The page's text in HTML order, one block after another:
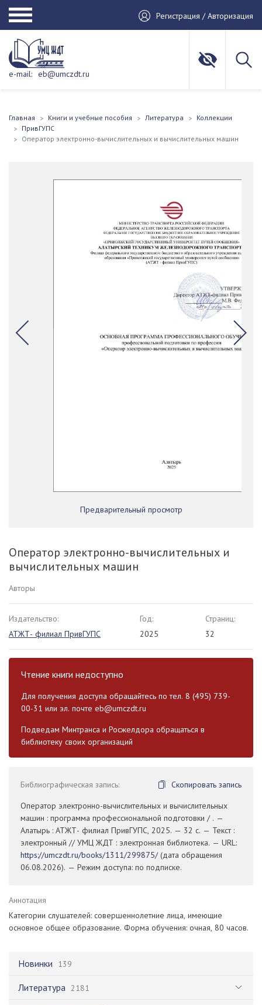
Регистрация / Авторизация
e-mail: eb@umczdt.ru
Главная Книги и учебные пособия Литература
Коллекции
ПривГУПС
Оператор электронно-вычислительных и вычислительных машин
Новинки 139
Литература 2181
Предварительный просмотр
Оператор электронно-вычислительных и
вычислительных машин
Авторы
Издательство:
АТЖТ- филиал ПривГУПС
Год:
2025
Страниц:
32
Чтение книги недоступно
Для получения доступа обращайтесь по тел. 8 (495) 739-
00-31 или эл. почте eb@umczdt.ru
Подведам Минтранса и Росжелдора обращаться в
библиотеку своих организаций
Библиографическая запись:
Скопировать запись
Оператор электронно-вычислительных и вычислительных
машин : программа профессиональной подготовки / . —
Алатырь : АТЖТ- филиал ПривГУПС, 2025. — 32 с. — Текст :
электронный // УМЦ ЖДТ : электронная библиотека. — URL:
https://umczdt.ru/books/1311/299875/(дата обращения
06.08.2026). — Режим доступа: по подписке.
Аннотация
Категории слушателей: совершеннолетние лица, имеющие
основное общее образование. Форма обучения: очная, 80 часов.